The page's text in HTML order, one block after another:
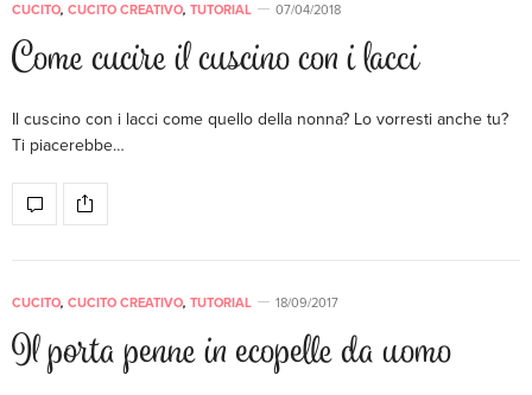
CUCITO, CUCITO CREATIVO, TUTORIAL 07/04/2018
Come cucire il cuscino con i lacci
Il cuscino con i lacci come quello della nonna? Lo vorresti anche tu?
Ti piacerebbe…
CUCITO, CUCITO CREATIVO, TUTORIAL 18/09/2017
Il porta penne in ecopelle da uomo